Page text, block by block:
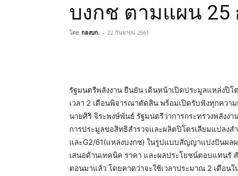
บงกช ตามแผน 25
โดย กองบก. - 22 กันยายน 2561
รัฐมนตรีพลังงาน ยืนยัน เดินหน้าเปิดประมูลแหล่งปิ
เวลา 2 เดือนพิจารณาตัดสิน พร้อมเปิดรับฟังทุกควา
นายศิริ จิระพงษ์พันธ์ รัฐมนตรีว่าการกระทรวงพลังง
การประมูลขอสิทธิสำรวจและผลิตปิโตรเลียมแปลงส
และG2/61(แหล่งบงกช) ในรูปแบบสัญญาแบ่งปันผล
เสนอด้านเทคนิค ราคา และผลประโยชน์ตอบแทน
ตอนมาแล้ว โดยคาดว่าจะใช้เวลาประมาณ 2 เดือน